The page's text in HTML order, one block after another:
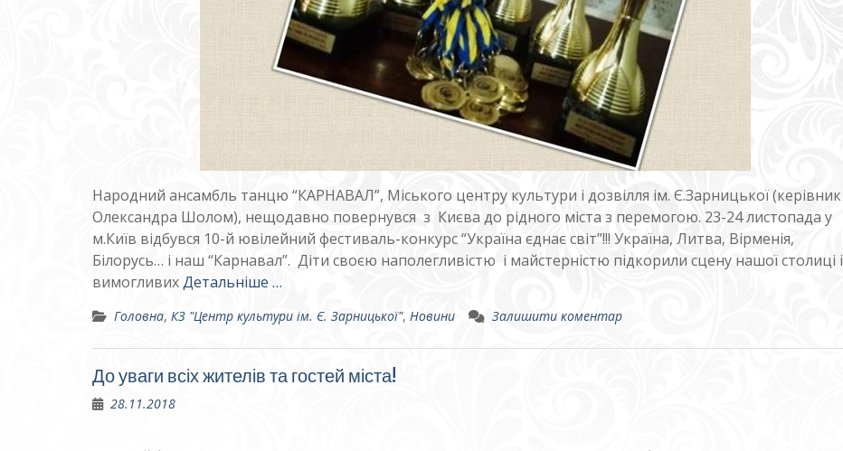
Народний ансамбль танцю “КАРНАВАЛ”, Міського центру культури і дозвілля ім. Є.Зарницької (керівник
Олександра Шолом), нещодавно повернувся з Києва до рідного міста з перемогою. 23-24 листопада у
м.Київ відбувся 10-й ювілейний фестиваль-конкурс “Україна єднає світ”!!! Україна, Литва, Вірменія,
Білорусь… і наш “Карнавал”. Діти своєю наполегливістю і майстерністю підкорили сцену нашої столиці і
вимогливихДетальніше …
Головна, КЗ "Центр культури ім. Є. Зарницької", Новини Залишити коментар
До уваги всіх жителів та гостей міста!
28.11.2018